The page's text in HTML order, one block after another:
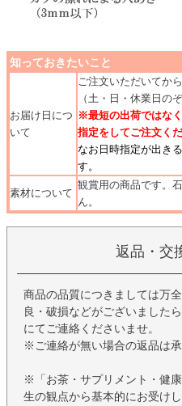
知っておきたいこと
お届け日につ
いて
ご注文いただいてか
（土・日・休業日のぞ
※最短の出荷ではな
指定をしてご注文くだ
なお日時指定が出き
す。
素材について
観賞用の商品です。
ん。
返品・交
商品の品質につきましては万
良・破損などがございました
にてご連絡くださいませ。
※ご連絡が無い場合の返品は承
※「お茶・サプリメント・健
生の観点から基本的にお受けし